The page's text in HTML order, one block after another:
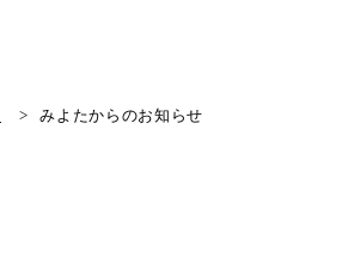
みよたからのお知らせ